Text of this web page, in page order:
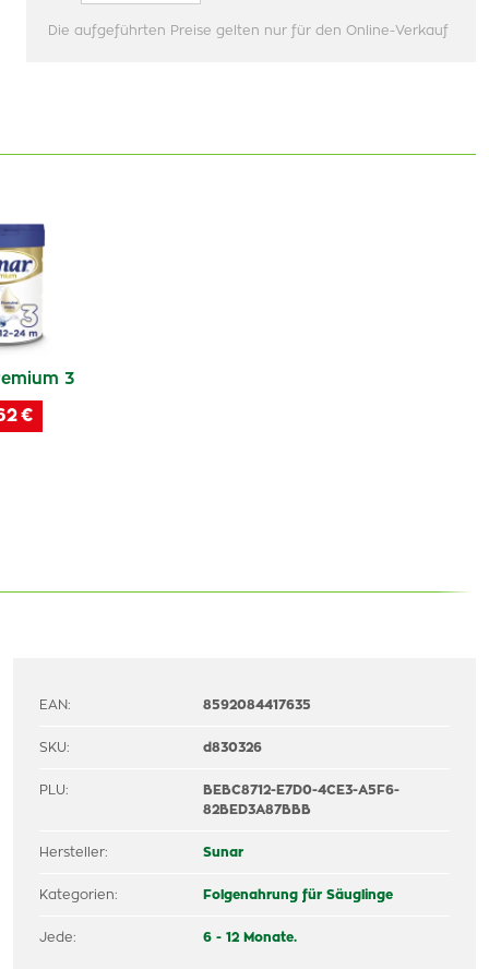
Die aufgeführten Preise gelten nur für den Online-Verkauf
3
€
EAN: 8592084417635
SKU: d830326
PLU:
BEBC8712-E7D0-4CE3-A5F6-
82BED3A87BBB
Hersteller: Sunar
Kategorien: Folgenahrung für Säuglinge
Jede: 6 - 12 Monate.